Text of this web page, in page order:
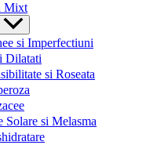
Mixt
Menu
Toggle
si Imperfectiuni
Dilatati
si Roseata
Solare si Melasma